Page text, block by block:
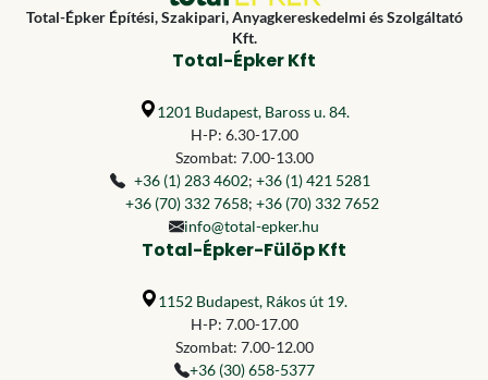
Total-Épker Építési, Szakipari, Anyagkereskedelmi és Szolgáltató
Kft.
Total-Épker Kft
1201 Budapest, Baross u. 84.
H-P: 6.30-17.00
Szombat: 7.00-13.00
+36 (1) 283 4602; +36 (1) 421 5281
+36 (70) 332 7658; +36 (70) 332 7652
info@total-epker.hu
Total-Épker-Fülöp Kft
1152 Budapest, Rákos út 19.
H-P: 7.00-17.00
Szombat: 7.00-12.00
+36 (30) 658-5377